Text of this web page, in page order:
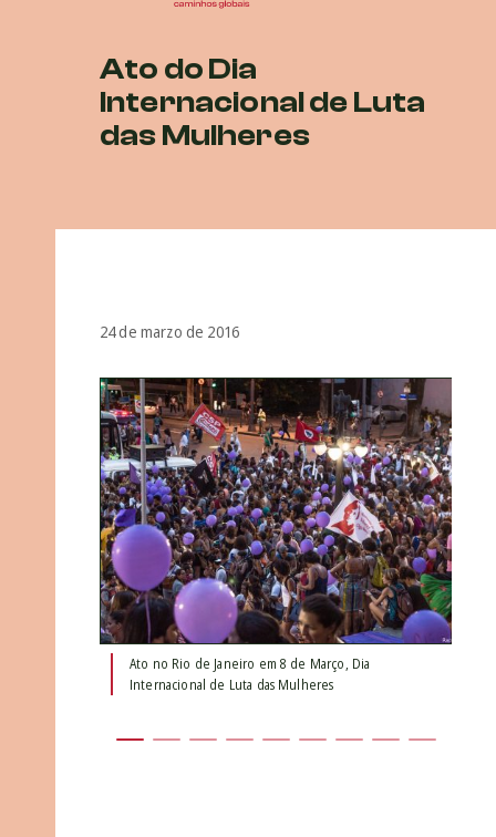
Ato do Dia
Internacional de Luta
das Mulheres
24 de marzo de 2016
Ato no Rio de Janeiro em 8 de Março, Dia
Internacional de Luta das Mulheres